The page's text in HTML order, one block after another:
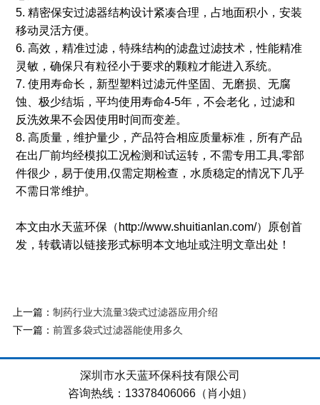
5. 精密保安过滤器结构设计紧凑合理，占地面积小，安装
移动灵活方便。
6. 高效，精准过滤，特殊结构的滤盘过滤技术，性能精准
灵敏，确保只有粒径小于要求的颗粒才能进入系统。
7. 使用寿命长，新型塑料过滤元件坚固、无磨损、无腐
蚀、极少结垢，平均使用寿命4-5年，不会老化，过滤和
反洗效果不会因使用时间而变差。
8. 高质量，维护量少，产品符合相应质量标准，所有产品
在出厂前均经模拟工况检测和试运转，不需专用工具,零部
件很少，易于使用,仅需定期检查，水质稳定的情况下几乎
不需日常维护。
本文由水天蓝环保（http://www.shuitianlan.com/）原创首
发，转载请以链接形式标明本文地址或注明文章出处！
上一篇： 制药行业大流量3袋式过滤器应用介绍
下一篇： 前置多袋式过滤器能使用多久
深圳市水天蓝环保科技有限公司
咨询热线：13378406066（肖小姐）